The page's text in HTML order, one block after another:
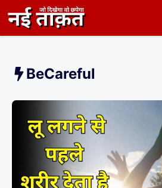
to
content
BeCareful